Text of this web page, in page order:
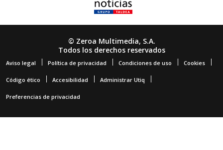
© Zeroa Multimedia, S.A.
Todos los derechos reservados
Aviso legal Política de privacidad Condiciones de uso Cookies
Código ético Accesibilidad Administrar Utiq
Preferencias de privacidad